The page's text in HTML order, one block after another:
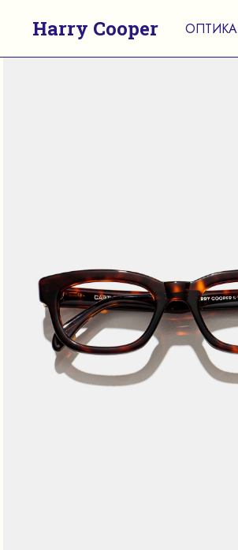
Harry Cooper ОПТИКА